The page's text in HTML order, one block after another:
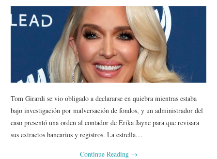
Tom Girardi se vio obligado a declararse en quiebra mientras estaba
bajo investigación por malversación de fondos, y un administrador del
caso presentó una orden al contador de Erika Jayne para que revisara
sus extractos bancarios y registros. La estrella…
Continue Reading →